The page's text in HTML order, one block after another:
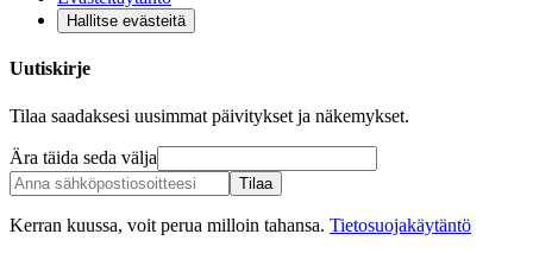
Hallitse evästeitä
Uutiskirje
Tilaa saadaksesi uusimmat päivitykset ja näkemykset.
Ära täida seda välja
Tilaa
Kerran kuussa, voit perua milloin tahansa. Tietosuojakäytäntö